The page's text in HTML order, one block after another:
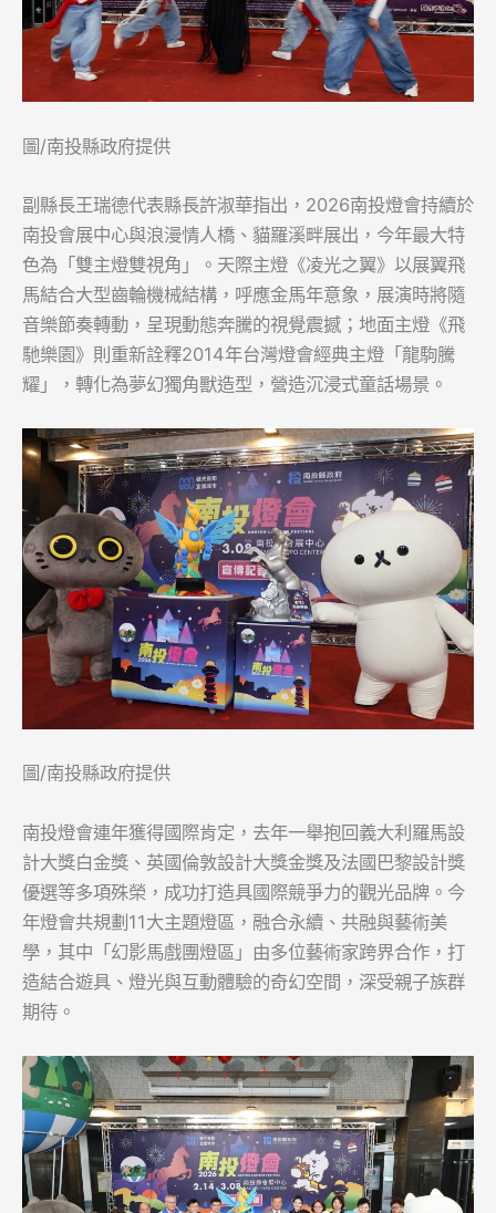
圖/南投縣政府提供
副縣長王瑞德代表縣長許淑華指出，2026南投燈會持續於
南投會展中心與浪漫情人橋、貓羅溪畔展出，今年最大特
色為「雙主燈雙視角」。天際主燈《凌光之翼》以展翼飛
馬結合大型齒輪機械結構，呼應金馬年意象，展演時將隨
音樂節奏轉動，呈現動態奔騰的視覺震撼；地面主燈《飛
馳樂園》則重新詮釋2014年台灣燈會經典主燈「龍駒騰
耀」，轉化為夢幻獨角獸造型，營造沉浸式童話場景。
圖/南投縣政府提供
南投燈會連年獲得國際肯定，去年一舉抱回義大利羅馬設
計大獎白金獎、英國倫敦設計大獎金獎及法國巴黎設計獎
優選等多項殊榮，成功打造具國際競爭力的觀光品牌。今
年燈會共規劃11大主題燈區，融合永續、共融與藝術美
學，其中「幻影馬戲團燈區」由多位藝術家跨界合作，打
造結合遊具、燈光與互動體驗的奇幻空間，深受親子族群
期待。